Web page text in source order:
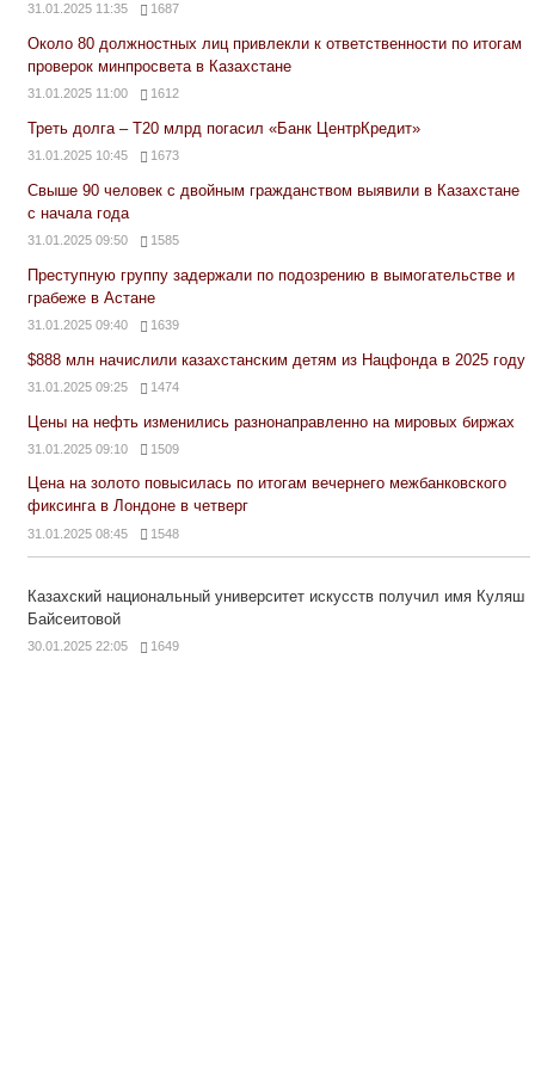
31.01.2025 11:35 1687
Около 80 должностных лиц привлекли к ответственности по итогам
проверок минпросвета в Казахстане
31.01.2025 11:00 1612
Треть долга – Т20 млрд погасил «Банк ЦентрКредит»
31.01.2025 10:45 1673
Свыше 90 человек с двойным гражданством выявили в Казахстане
с начала года
31.01.2025 09:50 1585
Преступную группу задержали по подозрению в вымогательстве и
грабеже в Астане
31.01.2025 09:40 1639
$888 млн начислили казахстанским детям из Нацфонда в 2025 году
31.01.2025 09:25 1474
Цены на нефть изменились разнонаправленно на мировых биржах
31.01.2025 09:10 1509
Цена на золото повысилась по итогам вечернего межбанковского
фиксинга в Лондоне в четверг
31.01.2025 08:45 1548
Казахский национальный университет искусств получил имя Куляш
Байсеитовой
30.01.2025 22:05 1649